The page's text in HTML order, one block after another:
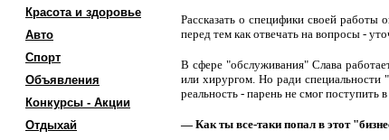
Красота и здоровье
Авто
Спорт
Объявления
Конкурсы - Акции
Отдыхай
Рассказать о специфики своей работы
перед тем как отвечать на вопросы -
В сфере "обслуживания" Слава
или хирургом. Но ради
реальность - парень не смог поступить
— Как ты все-таки попал в этот